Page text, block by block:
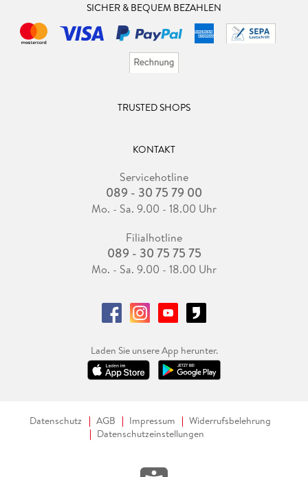
SICHER & BEQUEM BEZAHLEN
TRUSTED SHOPS
KONTAKT
Servicehotline
089 - 30 75 79 00
Mo. - Sa. 9.00 - 18.00 Uhr
Filialhotline
089 - 30 75 75 75
Mo. - Sa. 9.00 - 18.00 Uhr
Laden Sie unsere App herunter.
Datenschutz AGB Impressum
Widerrufsbelehrung
Datenschutzeinstellungen